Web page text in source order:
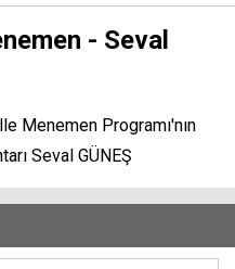
- Seval
Menemen Programı'nın
Seval GÜNEŞ